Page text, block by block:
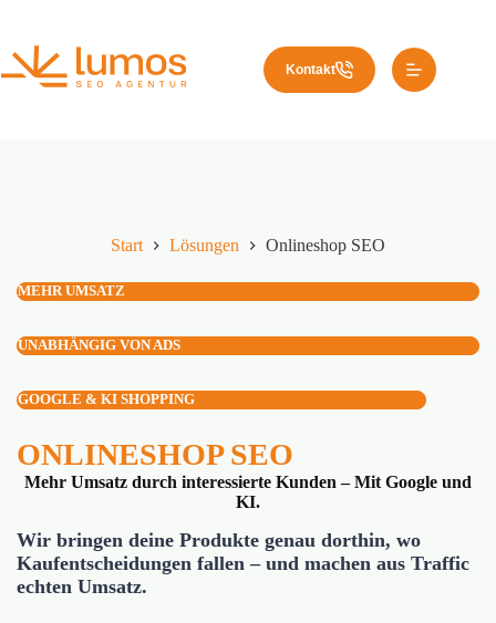
springen
Kontakt
Onlineshop SEO
Start Lösungen Onlineshop SEO
MEHR UMSATZ
UNABHÄNGIG VON ADS
GOOGLE & KI SHOPPING
ONLINESHOP SEO
Mehr Umsatz durch interessierte Kunden – Mit Google und
KI.
Wir bringen deine Produkte genau dorthin, wo
Kaufentscheidungen fallen – und machen aus Traffic
echten Umsatz.